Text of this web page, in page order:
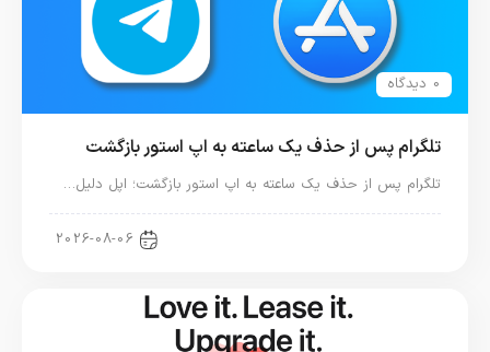
0 دیدگاه
تلگرام پس از حذف یک ساعته به اپ استور بازگشت
تلگرام پس از حذف یک ساعته به اپ استور بازگشت؛ اپل دلیل…
2026-08-06